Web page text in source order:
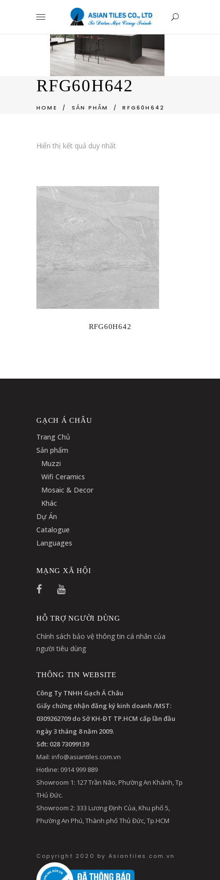
RFG60H642
HOME / SẢN PHẨM /RFG60H642
Hiển thị kết quả duy nhất
RFG60H642
GẠCH Á CHÂU
Trang Chủ
Sản phẩm
Muzzi
Wifi Ceramics
Mosaic & Decor
Khác
Dự Án
Catalogue
Languages
MẠNG XÃ HỘI
HỖ TRỢ NGƯỜI DÙNG
Chính sách bảo vệ thông tin cá nhân của
người tiêu dùng
THÔNG TIN WEBSITE
Công Ty TNHH Gạch Á Châu
Giấy chứng nhận đăng ký kinh doanh /MST:
0309262709 do Sở KH-ĐT TP.HCM cấp lần đầu
ngày 3 tháng 8 năm 2009.
Sđt: 028 73099139
Mail: info@asiantiles.com.vn
Hotline: 0914 999 889
Showroom 1: 127 Trần Não, Phường An Khánh, Tp
THủ Đức.
Showroom 2: 333 Lương Định Của, Khu phố 5,
Phường An Phú, Thành phố Thủ Đức, Tp.HCM
Copyright 2020 by Asiantiles.com.vn